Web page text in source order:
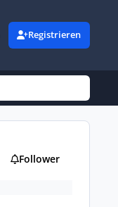
Registrieren
Follower